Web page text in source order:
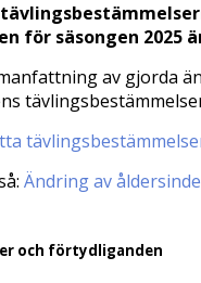
för säsongen 2025
av gjorda
Ändring av
och förtydliganden